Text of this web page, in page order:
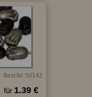
Best.Nr.:50142
für 1.39 €